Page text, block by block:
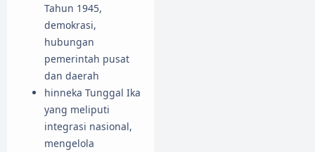
Tahun 1945,
demokrasi,
hubungan
pemerintah pusat
dan daerah
hinneka Tunggal Ika
yang meliputi
integrasi nasional,
mengelola